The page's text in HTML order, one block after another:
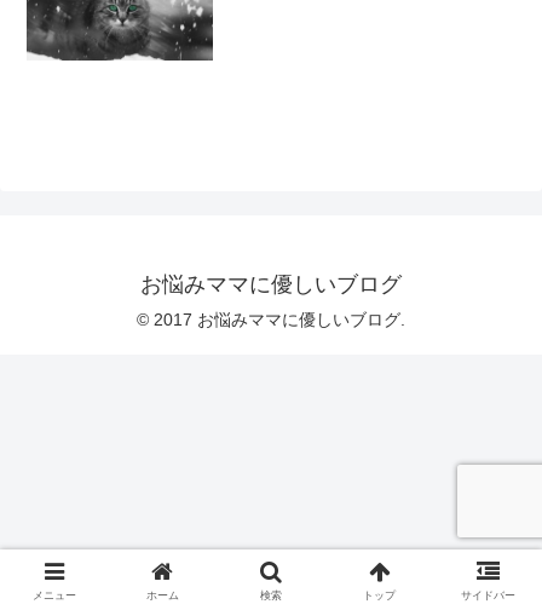
お悩みママに優しいブログ
© 2017 お悩みママに優しいブログ.
メニュー ホーム 検索 トップ サイドバー